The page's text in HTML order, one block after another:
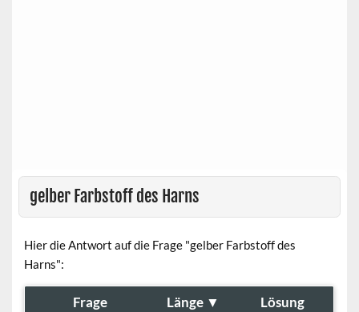
gelber Farbstoff des Harns
Hier die Antwort auf die Frage "gelber Farbstoff des
Harns":
Frage Länge ▼ Lösung